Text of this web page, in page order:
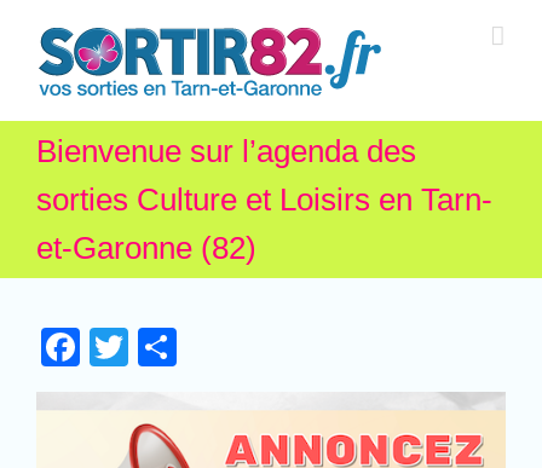
Bienvenue sur l’agenda des
sorties Culture et Loisirs en Tarn-
et-Garonne (82)
Facebook
Twitter